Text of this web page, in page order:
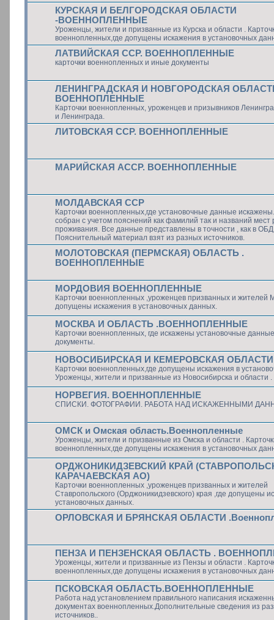
КУРСКАЯ И БЕЛГОРОДСКАЯ ОБЛАСТИ
-ВОЕННОПЛЕННЫЕ
Уроженцы, жители и призванные из Курска и области .
военнопленных,где допущены искажения в установочных
ЛАТВИЙСКАЯ ССР. ВОЕННОПЛЕННЫЕ
карточки военнопленных и иные документы
ЛЕНИНГРАДСКАЯ И НОВГОРОДСКАЯ
ВОЕННОПЛЕННЫЕ
Карточки военнопленных, уроженцев и призывников
и Ленинграда.
ЛИТОВСКАЯ ССР. ВОЕННОПЛЕННЫЕ
МАРИЙСКАЯ АССР. ВОЕННОПЛЕННЫЕ
МОЛДАВСКАЯ ССР
Карточки военнопленных,где установочные данные
собран с учетом пояснений как фамилий так и названий мест
проживания. Все данные представлены в точности , как в
Пояснительный материал взят из разных источников.
МОЛОТОВСКАЯ (ПЕРМСКАЯ) ОБЛАСТЬ .
ВОЕННОПЛЕННЫЕ
МОРДОВИЯ ВОЕННОПЛЕННЫЕ
Карточки военнопленных ,уроженцев призванных и жителей
допущены искажения в установочных данных.
МОСКВА И ОБЛАСТЬ .ВОЕННОПЛЕННЫЕ
Карточки военнопленных, где искажены установочные
документы.
НОВОСИБИРСКАЯ И КЕМЕРОВСКАЯ ОБЛАСТИ
Карточки военнопленных,где допущены искажения в
Уроженцы, жители и призванные из Новосибирска и области .
НОРВЕГИЯ. ВОЕННОПЛЕННЫЕ
СПИСКИ. ФОТОГРАФИИ. РАБОТА НАД ИСКАЖЕННЫМИ
ОМСК и Омская область.Военнопленные
Уроженцы, жители и призванные из Омска и области .
военнопленных,где допущены искажения в установочных
ОРДЖОНИКИДЗЕВСКИЙ КРАЙ
КАРАЧАЕВСКАЯ АО)
Карточки военнопленных ,уроженцев призванных и жителей
Ставропольского (Орджоникидзевского) края ,где допущены
установочных данных.
ОРЛОВСКАЯ И БРЯНСКАЯ ОБЛАСТИ
ПЕНЗА И ПЕНЗЕНСКАЯ ОБЛАСТЬ .
Уроженцы, жители и призванные из Пензы и области .
военнопленных,где допущены искажения в установочных
ПСКОВСКАЯ ОБЛАСТЬ.ВОЕННОПЛЕННЫЕ
Работа над установлением правильного написания
документах военнопленных.Дополнительные сведения из
источников..